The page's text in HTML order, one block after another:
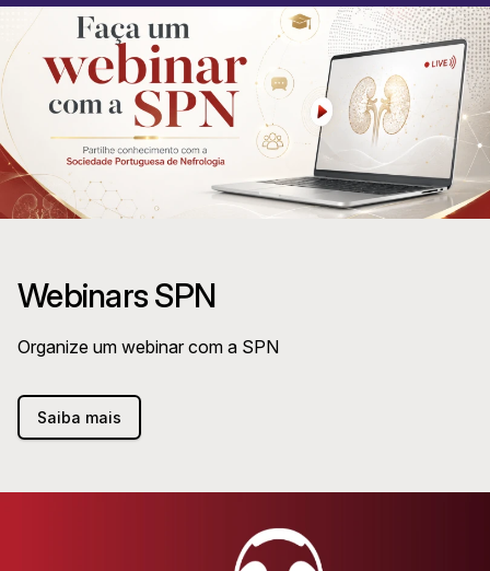
Webinars SPN
Organize um webinar com a SPN
Saiba mais